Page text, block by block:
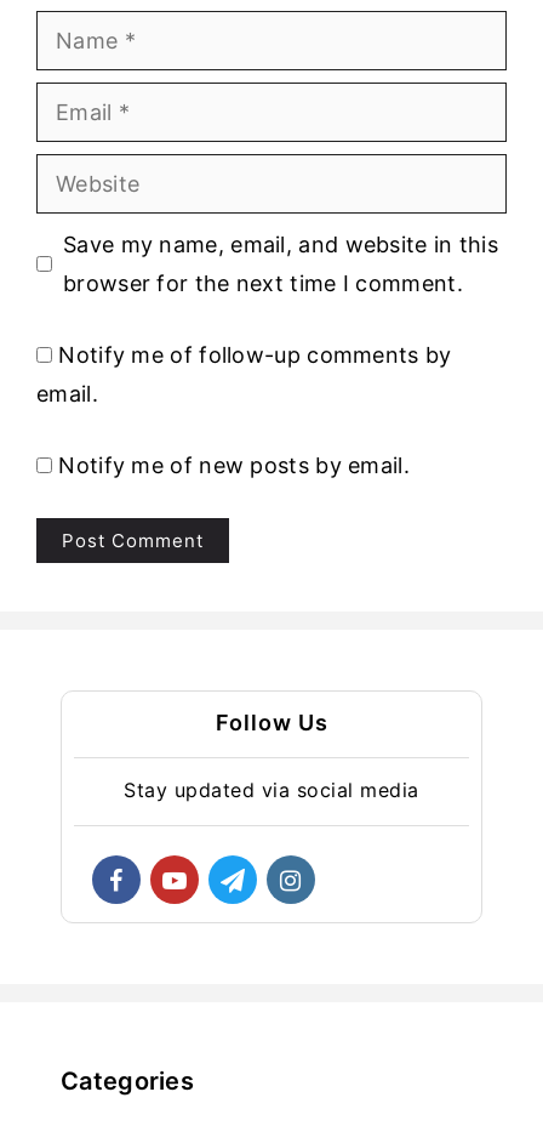
Name
Email
Website
Save my name, email, and website in this
browser for the next time I comment.
Notify me of follow-up comments by
email.
Notify me of new posts by email.
Follow Us
Stay updated via social media
Categories